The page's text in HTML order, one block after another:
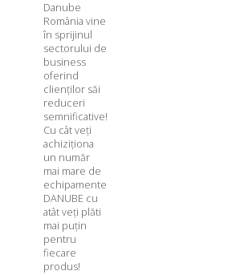
Danube
România vine
în sprijinul
sectorului de
business
oferind
clienților săi
reduceri
semnificative!
Cu cât veți
achiziționa
un număr
mai mare de
echipamente
DANUBE cu
atât veți plăti
mai puțin
pentru
fiecare
produs!